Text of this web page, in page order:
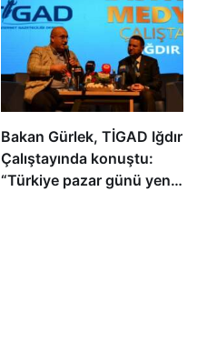
Bakan Gürlek, TİGAD Iğdır
Çalıştayında konuştu:
“Türkiye pazar günü yeni